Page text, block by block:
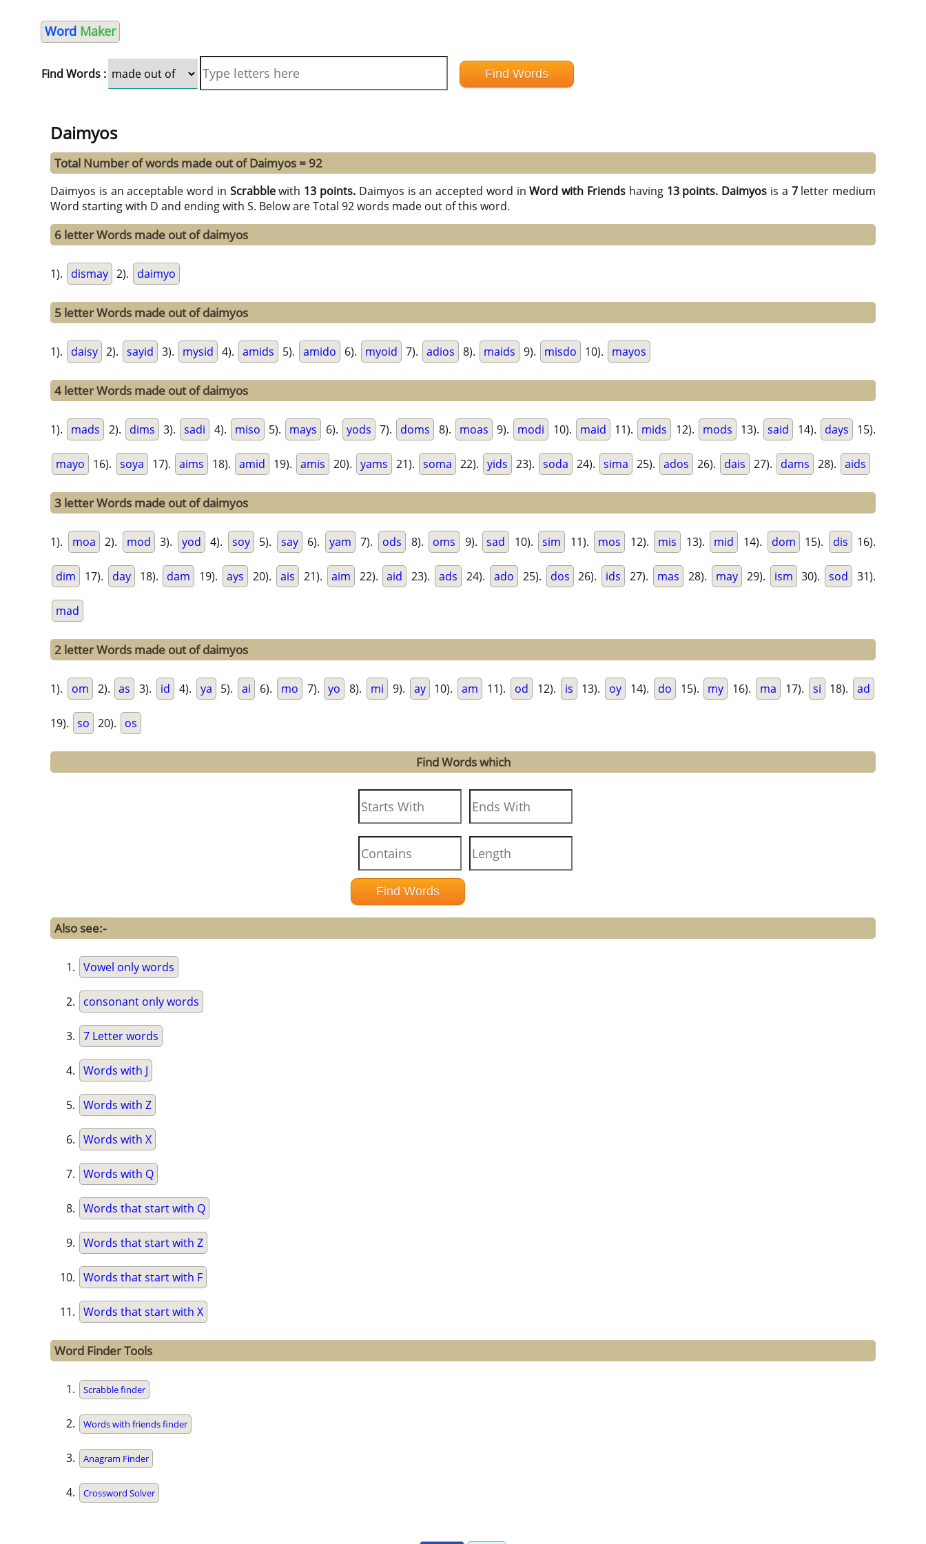
Word Maker
Find Words :
Daimyos
Total Number of words made out of Daimyos = 92
Daimyos is an acceptable word in Scrabblewith 13 points. Daimyos is an accepted word inWord with Friends having 13 points. Daimyos is a 7letter medium
Word starting with D and ending with S. Below are Total 92 words made out of this word.
6 letter Words made out of daimyos
1). dismay 2). daimyo
5 letter Words made out of daimyos
1). daisy 2). sayid 3). mysid 4). amids 5). amido 6). myoid 7). adios 8). maids 9). misdo 10). mayos
4 letter Words made out of daimyos
1). mads 2). dims 3). sadi 4). miso 5). mays 6). yods 7). doms 8). moas 9). modi 10). maid 11). mids 12). mods 13). said 14). days 15).
mayo 16). soya 17). aims 18). amid 19). amis 20). yams 21). soma 22). yids 23). soda 24). sima 25). ados 26). dais 27). dams 28). aids
3 letter Words made out of daimyos
1). moa 2). mod 3). yod 4). soy 5). say 6). yam 7). ods 8). oms 9). sad 10). sim 11). mos 12). mis 13). mid 14). dom 15). dis 16).
dim 17). day 18). dam 19). ays 20). ais 21). aim 22). aid 23). ads 24). ado 25). dos 26). ids 27). mas 28). may 29). ism 30). sod 31).
mad
2 letter Words made out of daimyos
1). om 2). as 3). id 4). ya 5). ai 6). mo 7). yo 8). mi 9). ay 10). am 11). od 12). is 13). oy 14). do 15). my 16). ma 17). si 18). ad
19). so 20). os
Find Words which
Also see:-
Vowel only words
consonant only words
7 Letter words
Words with J
Words with Z
Words with X
Words with Q
Words that start with Q
Words that start with Z
Words that start with F
Words that start with X
Word Finder Tools
Scrabble finder
Words with friends finder
Anagram Finder
Crossword Solver